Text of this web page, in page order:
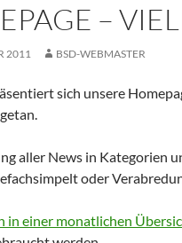
–
2011 BSD-WEBMASTER
sich unsere
aller News in Kategorien
oder
in einer monatlichen